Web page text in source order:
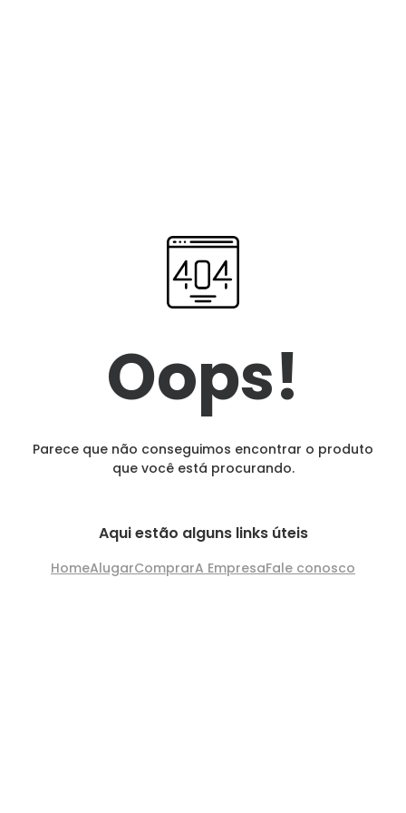
Oops!
Parece que não conseguimos encontrar o produto
que você está procurando.
Aqui estão alguns links úteis
HomeAlugarComprarA EmpresaFale conosco